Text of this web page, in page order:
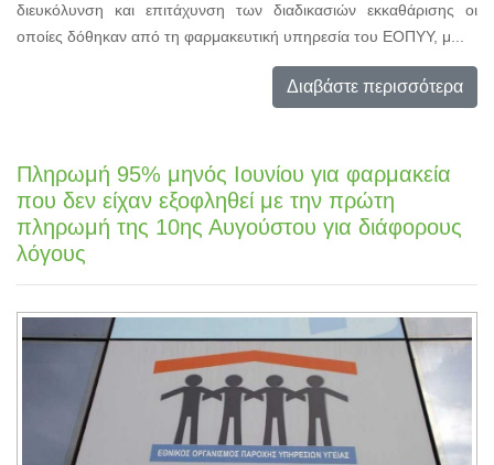
διευκόλυνση και επιτάχυνση των διαδικασιών εκκαθάρισης οι
οποίες δόθηκαν από τη φαρμακευτική υπηρεσία του ΕΟΠΥΥ, μ...
Διαβάστε περισσότερα
Πληρωμή 95% μηνός Ιουνίου για φαρμακεία
που δεν είχαν εξοφληθεί με την πρώτη
πληρωμή της 10ης Αυγούστου για διάφορους
λόγους